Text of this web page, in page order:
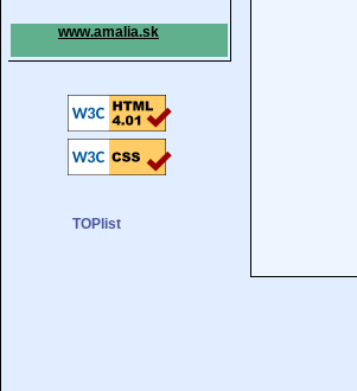
www.amalia.sk